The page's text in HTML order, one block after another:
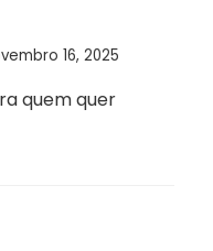
16, 2025
quem quer